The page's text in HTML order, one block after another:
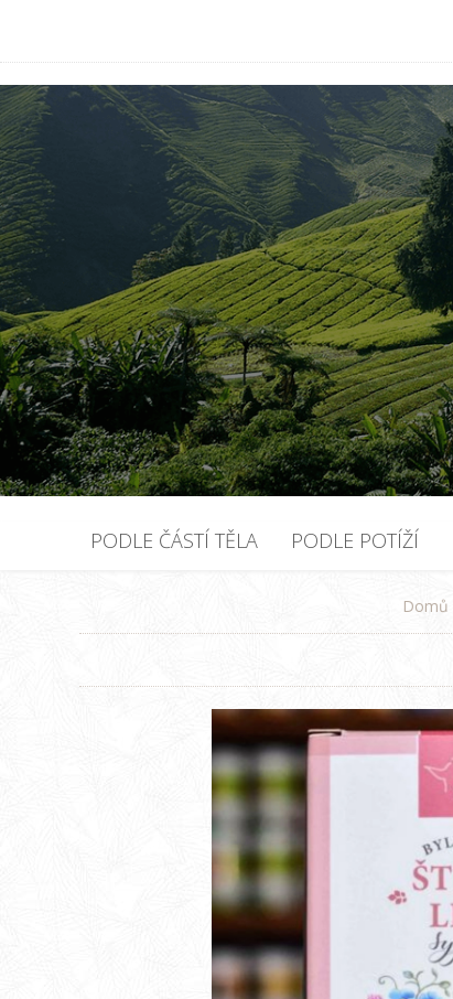
PODLE ČÁSTÍ TĚLA PODLE POTÍŽÍ
Domů